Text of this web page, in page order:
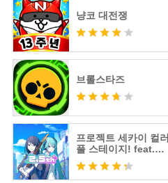
냥코 대전쟁
브롤스타즈
프로젝트 세카이 컬러
풀 스테이지! feat.하
츠네 미쿠